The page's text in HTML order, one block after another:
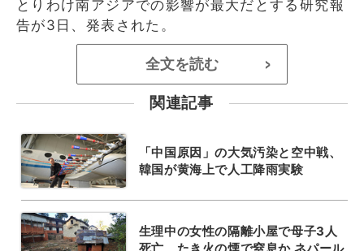
とりわけ南アジアでの影響が最大だとする研究報
告が3日、発表された。
全文を読む >
関連記事
「中国原因」の大気汚染と空中戦、
韓国が黄海上で人工降雨実験
生理中の女性の隔離小屋で母子3人
死亡、たき火の煙で窒息か ネパール